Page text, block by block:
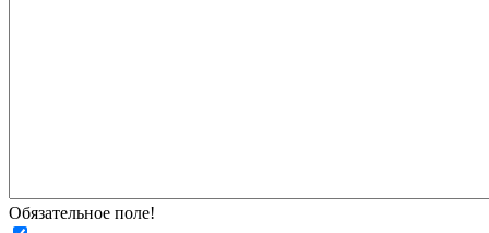
Обязательное поле!